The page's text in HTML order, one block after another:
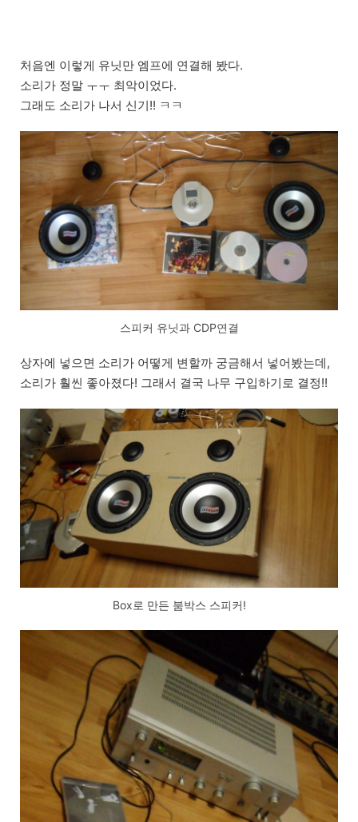
처음엔 이렇게 유닛만 엠프에 연결해 봤다.
소리가 정말 ㅜㅜ 최악이었다.
그래도 소리가 나서 신기!! ㅋㅋ
스피커 유닛과 CDP연결
상자에 넣으면 소리가 어떻게 변할까 궁금해서 넣어봤는데,
소리가 훨씬 좋아졌다! 그래서 결국 나무 구입하기로 결정!!
Box로 만든 붐박스 스피커!